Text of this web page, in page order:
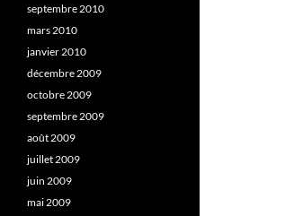
septembre 2010
mars 2010
janvier 2010
décembre 2009
octobre 2009
septembre 2009
août 2009
juillet 2009
juin 2009
mai 2009